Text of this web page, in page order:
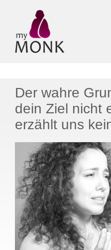
Der wahre
dein Ziel nicht
erzählt uns